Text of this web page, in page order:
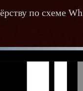
по схеме